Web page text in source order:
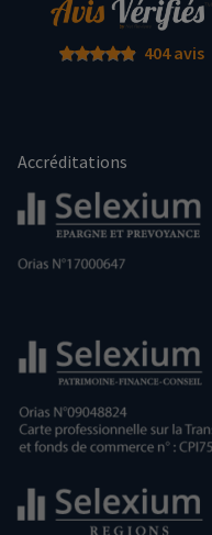
404 avis
Accréditations